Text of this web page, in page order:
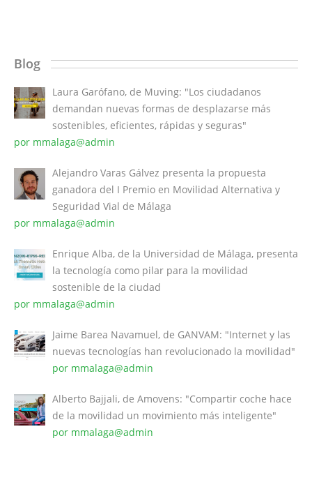
Blog
Laura Garófano, de Muving: "Los ciudadanos
demandan nuevas formas de desplazarse más
sostenibles, eficientes, rápidas y seguras"
por mmalaga@admin
Alejandro Varas Gálvez presenta la propuesta
ganadora del I Premio en Movilidad Alternativa y
Seguridad Vial de Málaga
por mmalaga@admin
Enrique Alba, de la Universidad de Málaga, presenta
la tecnología como pilar para la movilidad
sostenible de la ciudad
por mmalaga@admin
Jaime Barea Navamuel, de GANVAM: "Internet y las
nuevas tecnologías han revolucionado la movilidad"
por mmalaga@admin
Alberto Bajjali, de Amovens: "Compartir coche hace
de la movilidad un movimiento más inteligente"
por mmalaga@admin